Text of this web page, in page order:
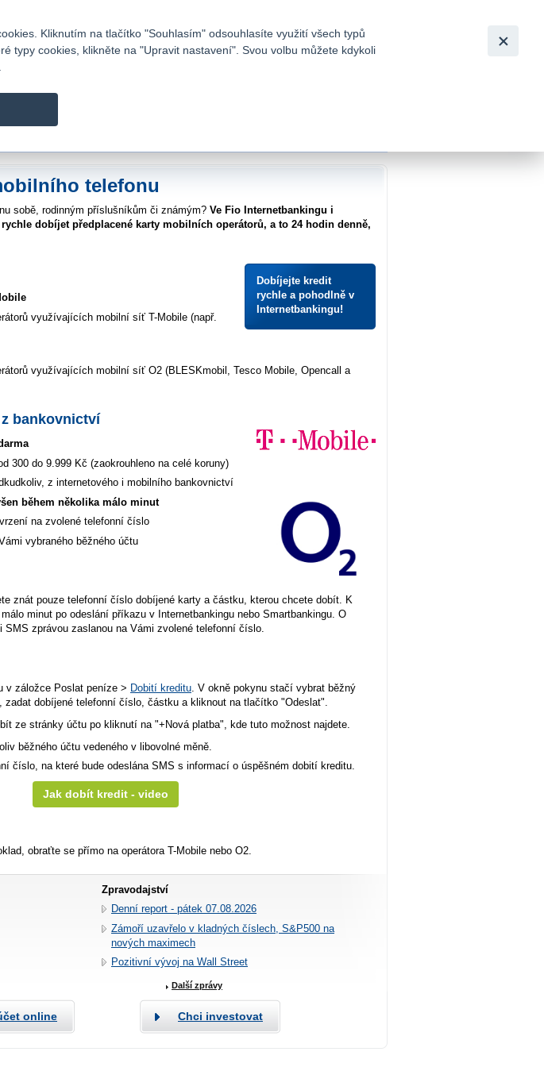
česká banka. Poskytuje účty bez poplatků a
telefonu
sobě, rodinným příslušníkům či známým? Ve Fio Internetbankingu i
dobíjet předplacené karty mobilních operátorů, a to 24 hodin denně,
Dobíjejte kredit
rychle a pohodlně v
Internetbankingu!
využívajících mobilní síť T-Mobile (např.
využívajících mobilní síť O2 (BLESKmobil, Tesco Mobile, Opencall a
bankovnictví
300 do 9.999 Kč (zaokrouhleno na celé koruny)
z internetového i mobilního bankovnictví
během několika málo minut
na zvolené telefonní číslo
vybraného běžného účtu
znát pouze telefonní číslo dobíjené karty a částku, kterou chcete dobít. K
minut po odeslání příkazu v Internetbankingu nebo Smartbankingu. O
SMS zprávou zaslanou na Vámi zvolené telefonní číslo.
v záložce Poslat peníze > Dobití kreditu. V okně pokynu stačí vybrat běžný
zadat dobíjené telefonní číslo, částku a kliknout na tlačítko "Odeslat".
ze stránky účtu po kliknutí na "+Nová platba", kde tuto možnost najdete.
běžného účtu vedeného v libovolné měně.
číslo, na které bude odeslána SMS s informací o úspěšném dobití kreditu.
Jak dobít kredit - video
obraťte se přímo na operátora T-Mobile nebo O2.
Zpravodajství
Denní report - pátek 07.08.2026
Zámoří uzavřelo v kladných číslech, S&P500 na
nových maximech
Pozitivní vývoj na Wall Street
Další zprávy
online Chci investovat
Kliknutím na tlačítko "Souhlasím" odsouhlasíte využití všech typů
typy cookies, klikněte na "Upravit nastavení". Svou volbu můžete kdykoli